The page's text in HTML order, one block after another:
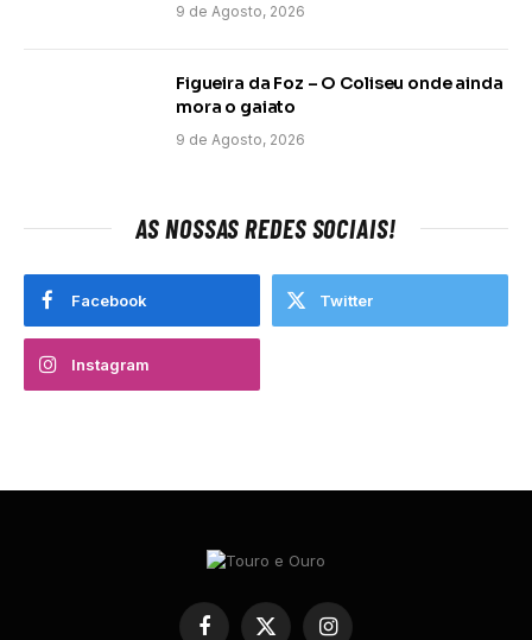
9 de Agosto, 2026
Figueira da Foz – O Coliseu onde ainda
mora o gaiato
9 de Agosto, 2026
AS NOSSAS REDES SOCIAIS!
Facebook Twitter
Instagram
Facebook
X Instagram